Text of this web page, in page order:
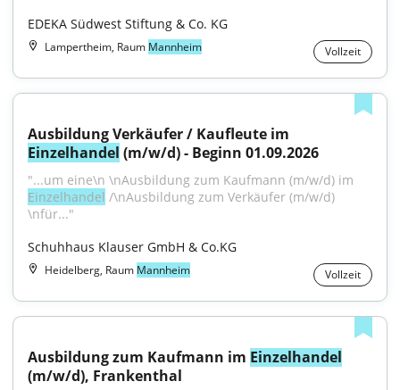
EDEKA Südwest Stiftung & Co. KG
Lampertheim, Raum Mannheim Vollzeit
Einzelhandel (m/w/d) - Beginn 01.09.2026
Einzelhandel /\nAusbildung zum Verkäufer (m/w/d)
\nfür..."
Schuhhaus Klauser GmbH & Co.KG
Heidelberg, Raum Mannheim Vollzeit
Ausbildung zum Kaufmann im Einzelhandel
(m/w/d), Frankenthal